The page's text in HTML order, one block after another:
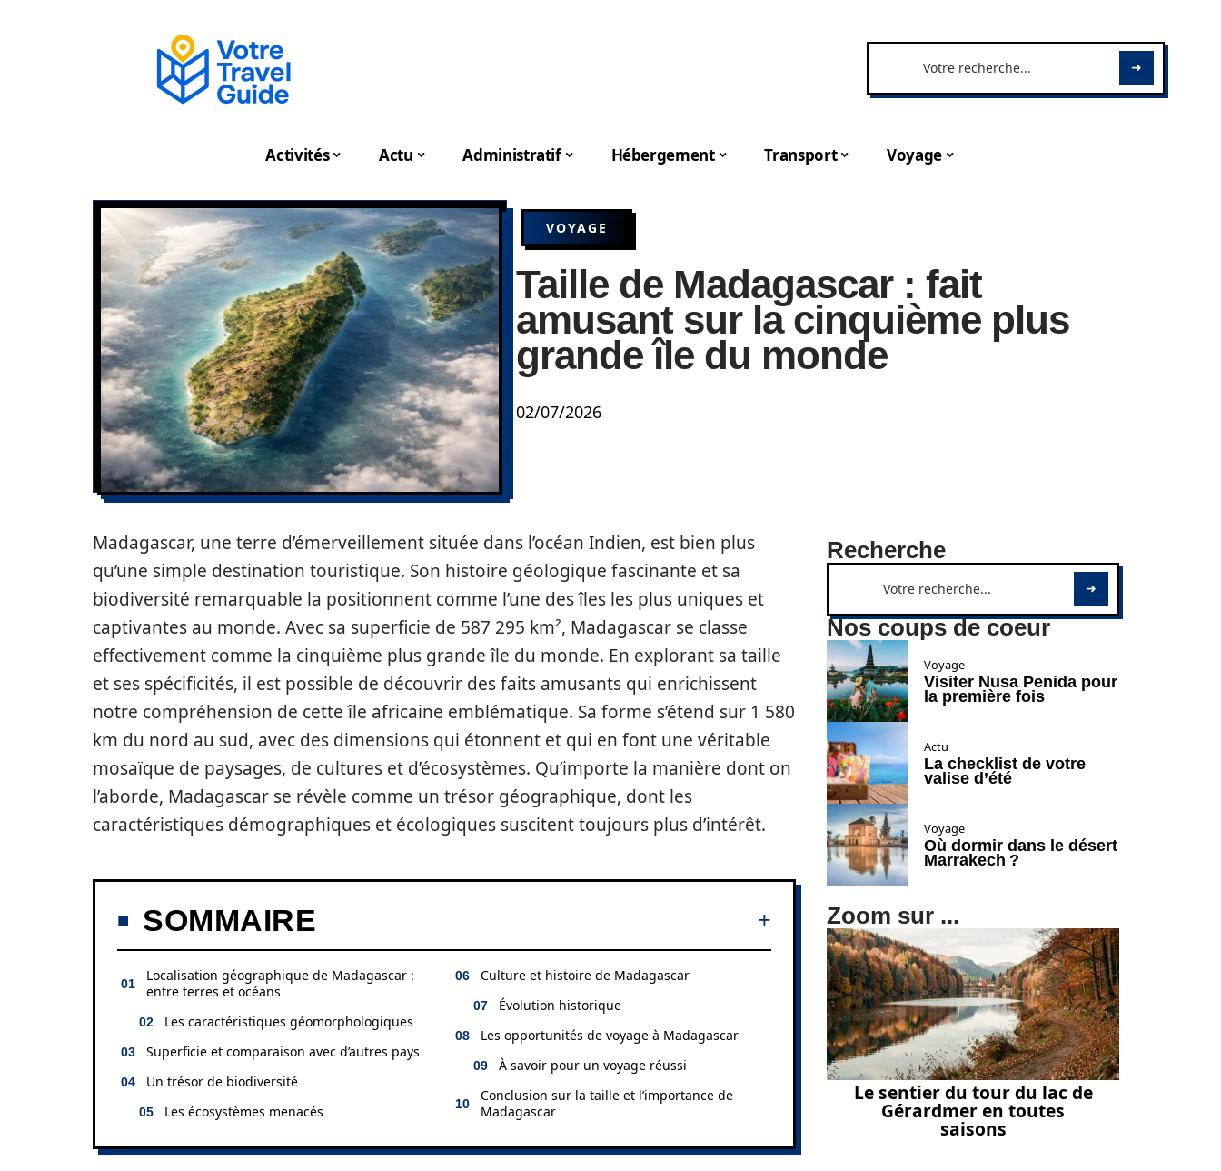
Activités Actu Administratif Hébergement Transport Voyage
VOYAGE
Taille de Madagascar : fait
amusant sur la cinquième plus
grande île du monde
02/07/2026
Madagascar, une terre d’émerveillement située dans l’océan Indien, est bien plus
qu’une simple destination touristique. Son histoire géologique fascinante et sa
biodiversité remarquable la positionnent comme l’une des îles les plus uniques et
captivantes au monde. Avec sa superficie de 587 295 km², Madagascar se classe
effectivement comme la cinquième plus grande île du monde. En explorant sa taille
et ses spécificités, il est possible de découvrir des faits amusants qui enrichissent
notre compréhension de cette île africaine emblématique. Sa forme s’étend sur 1 580
km du nord au sud, avec des dimensions qui étonnent et qui en font une véritable
mosaïque de paysages, de cultures et d’écosystèmes. Qu’importe la manière dont on
l’aborde, Madagascar se révèle comme un trésor géographique, dont les
caractéristiques démographiques et écologiques suscitent toujours plus d’intérêt.
SOMMAIRE
Localisation géographique de Madagascar :
entre terres et océans
Les caractéristiques géomorphologiques
Superficie et comparaison avec d’autres pays
Un trésor de biodiversité
Les écosystèmes menacés
Culture et histoire de Madagascar
Évolution historique
Les opportunités de voyage à Madagascar
À savoir pour un voyage réussi
Conclusion sur la taille et l’importance de
Madagascar
Recherche
Nos coups de coeur
Voyage
Visiter Nusa Penida pour
la première fois
Actu
La checklist de votre
valise d’été
Voyage
Où dormir dans le désert
Marrakech ?
Zoom sur ...
Le sentier du tour du lac de
Gérardmer en toutes
saisons